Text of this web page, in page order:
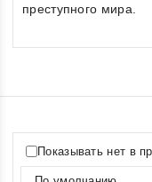
преступного мира.
Показывать нет в